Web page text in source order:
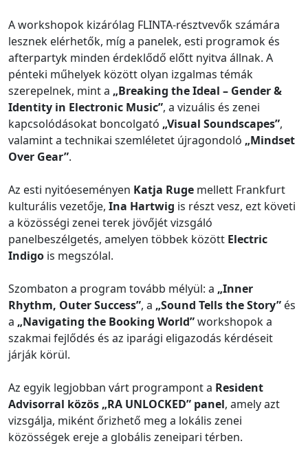
A workshopok kizárólag FLINTA-résztvevők számára
lesznek elérhetők, míg a panelek, esti programok és
afterpartyk minden érdeklődő előtt nyitva állnak. A
pénteki műhelyek között olyan izgalmas témák
szerepelnek, mint a „Breaking the Ideal – Gender &
Identity in Electronic Music”, a vizuális és zenei
kapcsolódásokat boncolgató „Visual Soundscapes”,
valamint a technikai szemléletet újragondoló „Mindset
Over Gear”.
Az esti nyitóeseményen Katja Ruge mellett Frankfurt
kulturális vezetője, Ina Hartwig is részt vesz, ezt követi
a közösségi zenei terek jövőjét vizsgáló
panelbeszélgetés, amelyen többek között Electric
Indigo is megszólal.
Szombaton a program tovább mélyül: a „Inner
Rhythm, Outer Success”, a „Sound Tells the Story” és
a „Navigating the Booking World”workshopok a
szakmai fejlődés és az iparági eligazodás kérdéseit
járják körül.
Az egyik legjobban várt programpont a Resident
Advisorral közös „RA UNLOCKED” panel, amely azt
vizsgálja, miként őrizhető meg a lokális zenei
közösségek ereje a globális zeneipari térben.